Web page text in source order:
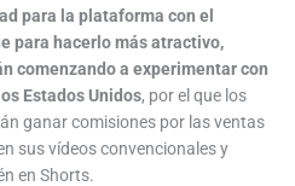
para la plataforma con el
para hacerlo más atractivo,
comenzando a experimentar con
Estados Unidos, por el que los
ganar comisiones por las ventas
sus vídeos convencionales y
en Shorts.